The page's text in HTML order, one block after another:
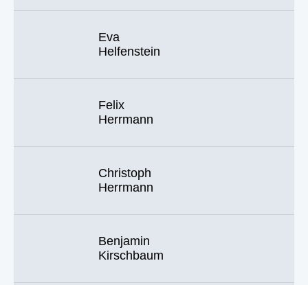
Eva
Helfenstein
Felix
Herrmann
Christoph
Herrmann
Benjamin
Kirschbaum